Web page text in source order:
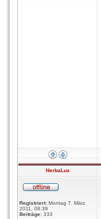
HerbaLux
Registriert: Montag 7. März
2011, 08:39
Beiträge: 333